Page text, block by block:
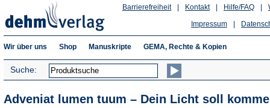
Hilfe/FAQ
Kontakt
Barrierefreiheit
Impressum
Wir über uns Shop Manuskripte GEMA, Rechte & Kopien
Suche:
Adveniat lumen tuum – Dein Licht soll